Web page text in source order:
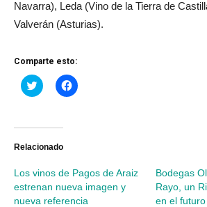
Navarra), Leda (Vino de la Tierra de
Valverán (Asturias).
Comparte esto:
Haz
clic
Twitter
abre
ventana
nueva)
Haz
clic
ventana
nueva)
Relacionado
Los vinos de Pagos de Araiz
estrenan nueva imagen y
nueva referencia
Bodegas
Rayo, un
en el futuro